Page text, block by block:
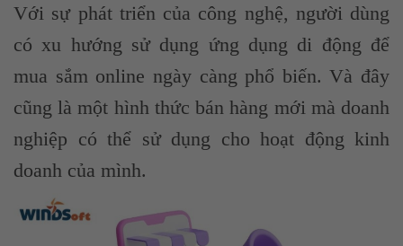
Với sự phát triển của công nghệ, người dùng
có xu hướng sử dụng ứng dụng di động để
mua sắm online ngày càng phổ biến. Và đây
cũng là một hình thức bán hàng mới mà doanh
nghiệp có thể sử dụng cho hoạt động kinh
doanh của mình.